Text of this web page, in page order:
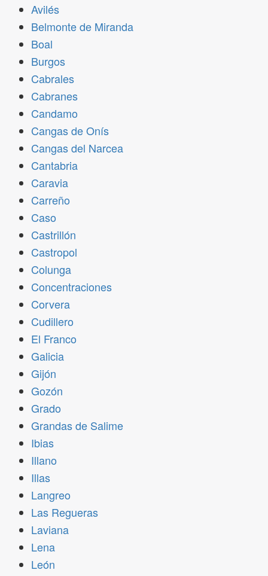
Avilés
Belmonte de Miranda
Boal
Burgos
Cabrales
Cabranes
Candamo
Cangas de Onís
Cangas del Narcea
Cantabria
Caravia
Carreño
Caso
Castrillón
Castropol
Colunga
Concentraciones
Corvera
Cudillero
El Franco
Galicia
Gijón
Gozón
Grado
Grandas de Salime
Ibias
Illano
Illas
Langreo
Las Regueras
Laviana
Lena
León